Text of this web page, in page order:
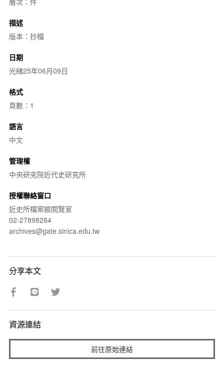
描述
版本：抄檔
日期
光緒25年06月09日
格式
頁數：1
語言
中文
管理權
中央研究院近代史研究所
授權聯絡窗口
近史所檔案館閱覽室
02-27898284
archives@gate.sinica.edu.tw
分享本文
資源連結
前往原始連結